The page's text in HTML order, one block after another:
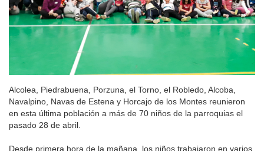
Alcolea, Piedrabuena, Porzuna, el Torno, el Robledo, Alcoba,
Navalpino, Navas de Estena y Horcajo de los Montes reunieron
en esta última población a más de 70 niños de la parroquias el
pasado 28 de abril.
Desde primera hora de la mañana, los niños trabajaron en varios